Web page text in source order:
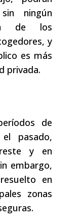
ningún
de los
y
es más
privada.
de
pasado,
y en
embargo,
en
zonas